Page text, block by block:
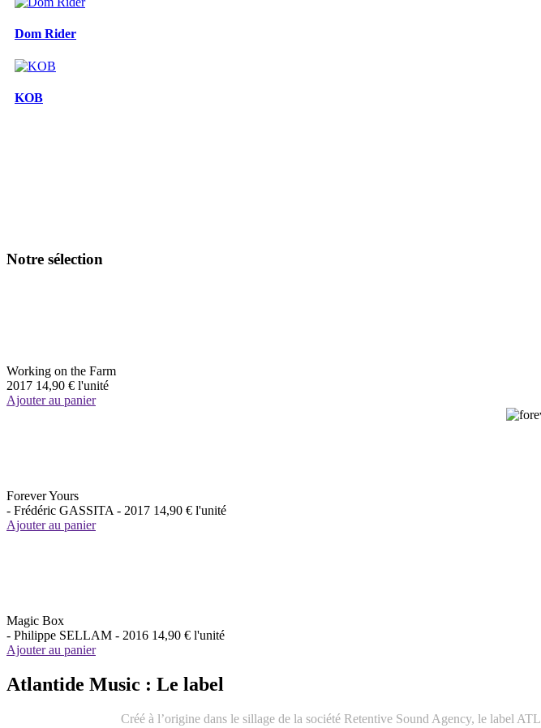
Dom Rider
KOB
Notre sélection
Working on the Farm
2017 14,90 € l'unité
Ajouter au panier
Forever Yours
- Frédéric GASSITA - 2017 14,90 € l'unité
Ajouter au panier
Magic Box
- Philippe SELLAM - 2016 14,90 € l'unité
Ajouter au panier
Atlantide Music : Le label
Créé à l’origine dans le sillage de la société Retentive Sound Agency, le label